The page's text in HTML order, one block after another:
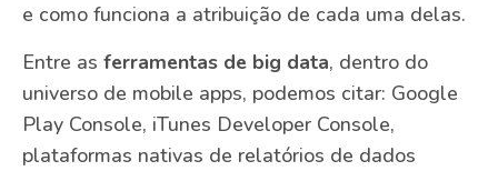
e como funciona a atribuição de cada uma delas.
Entre as ferramentas de big data, dentro do
universo de mobile apps, podemos citar: Google
Play Console, iTunes Developer Console,
plataformas nativas de relatórios de dados